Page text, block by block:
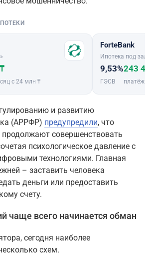
с 24 млн ₸
ForteBank
Ипотека под
9,53%
ГЭСВ
243
платёж
и развитию
(АРРФР) предупредили, что
совершенствовать
психологическое давление с
технологиями. Главная
– заставить человека
деньги или предоставить
счету.
чаще всего начинается обман
сегодня наиболее
схем.